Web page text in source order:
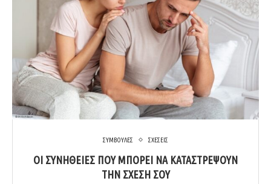
ΣΥΜΒΟΥΛΕΣ ΣΧΕΣΕΙΣ
ΟΙ ΣΥΝΗΘΕΙΕΣ ΠΟΥ ΜΠΟΡΕΙ ΝΑ ΚΑΤΑΣΤΡΕΨΟΥΝ
ΤΗΝ ΣΧΕΣΗ ΣΟΥ